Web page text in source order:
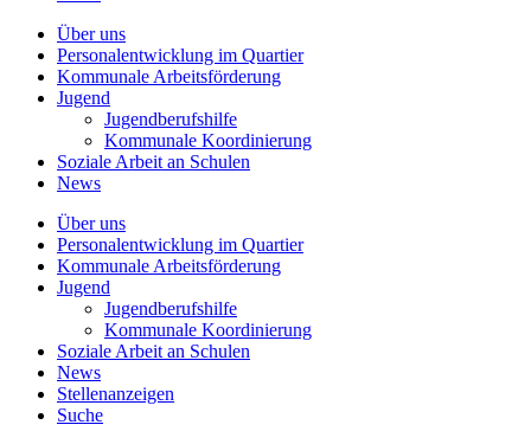
Über uns
Personalentwicklung im Quartier
Kommunale Arbeitsförderung
Jugend
Jugendberufshilfe
Kommunale Koordinierung
Soziale Arbeit an Schulen
News
Über uns
Personalentwicklung im Quartier
Kommunale Arbeitsförderung
Jugend
Jugendberufshilfe
Kommunale Koordinierung
Soziale Arbeit an Schulen
News
Stellenanzeigen
Suche